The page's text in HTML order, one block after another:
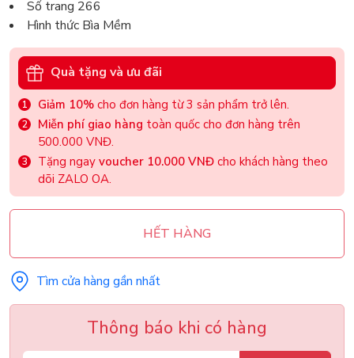
Số trang 266
Hình thức Bìa Mềm
Quà tặng và ưu đãi
Giảm 10% cho đơn hàng từ 3 sản phẩm trở lên.
Miễn phí giao hàng toàn quốc cho đơn hàng trên
500.000 VNĐ.
Tặng ngay voucher 10.000 VNĐ cho khách hàng theo
dõi ZALO OA.
HẾT HÀNG
Tìm cửa hàng gần nhất
Thông báo khi có hàng